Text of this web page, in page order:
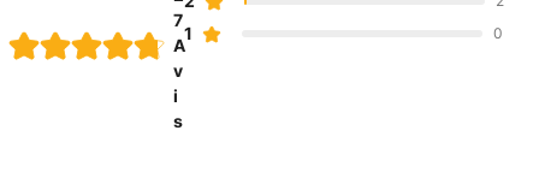
7
A
v
i
s
1 0